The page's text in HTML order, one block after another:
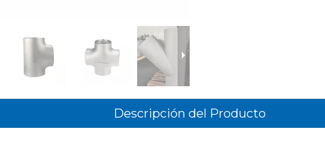
Descripción del Producto